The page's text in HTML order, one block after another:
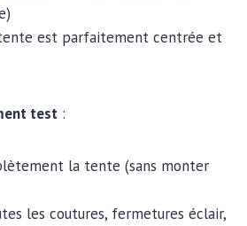
est parfaitement centrée et
test :
la tente (sans monter
les coutures, fermetures éclair,